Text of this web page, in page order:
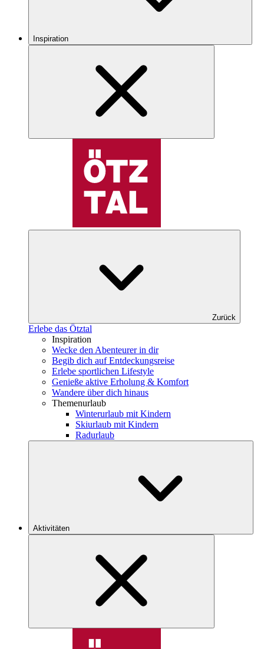
Inspiration
Zurück
Erlebe das Ötztal
Inspiration
Wecke den Abenteurer in dir
Begib dich auf Entdeckungsreise
Erlebe sportlichen Lifestyle
Genieße aktive Erholung & Komfort
Wandere über dich hinaus
Themenurlaub
Winterurlaub mit Kindern
Skiurlaub mit Kindern
Radurlaub
Aktivitäten